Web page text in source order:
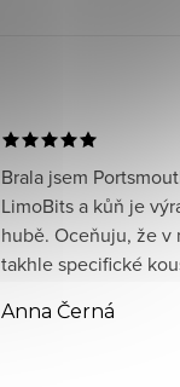
Brala jsem
LimoBits a kůň je
hubě. Oceňuju, že v
takhle specifické
Anna Černá